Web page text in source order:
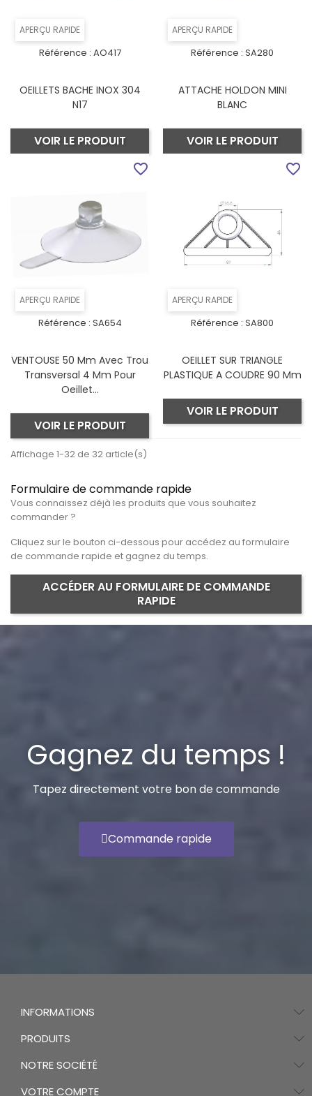
Formulaire de commande rapide
Vous connaissez déjà les produits que vous souhaitez
commander ?
Cliquez sur le bouton ci-dessous pour accédez au formulaire
de commande rapide et gagnez du temps.
ACCÉDER AU FORMULAIRE DE COMMANDE
RAPIDE
APERÇU RAPIDE
Référence : AO417
OEILLETS BACHE INOX 304
N17
VOIR LE PRODUIT
APERÇU RAPIDE
Référence : SA280
ATTACHE HOLDON MINI
BLANC
VOIR LE PRODUIT
APERÇU RAPIDE
Référence : SA654
VENTOUSE 50 Mm Avec Trou
Transversal 4 Mm Pour
Oeillet...
VOIR LE PRODUIT
favorite_border
APERÇU RAPIDE
Référence : SA800
OEILLET SUR TRIANGLE
PLASTIQUE A COUDRE 90 Mm
VOIR LE PRODUIT
favorite_border
Affichage 1-32 de 32 article(s)
Gagnez du temps !
Tapez directement votre bon de commande
Commande rapide
INFORMATIONS
PRODUITS
NOTRE SOCIÉTÉ
VOTRE COMPTE